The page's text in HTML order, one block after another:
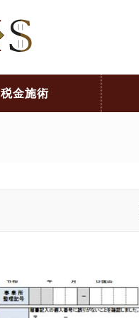
税金施術